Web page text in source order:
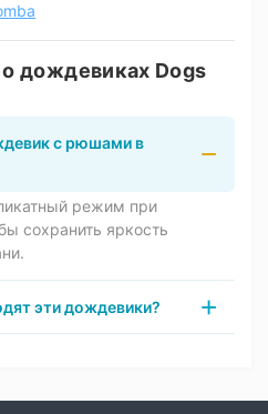
дождевиках Dogs
с рюшами в
режим при
сохранить яркость
эти дождевики?